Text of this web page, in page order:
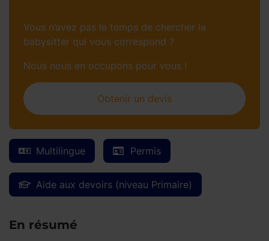
Multilingue Permis
Aide aux devoirs (niveau Primaire)
En résumé
Vous n’avez pas le temps de chercher la
babysitter qui vous correspond ?
Nous nous en occupons pour vous !
Obtenir un devis